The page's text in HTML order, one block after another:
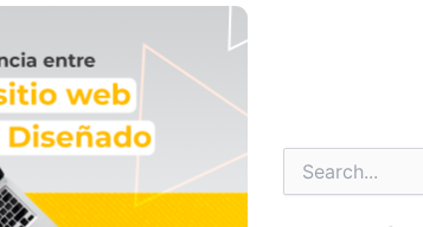
Buscar
por: